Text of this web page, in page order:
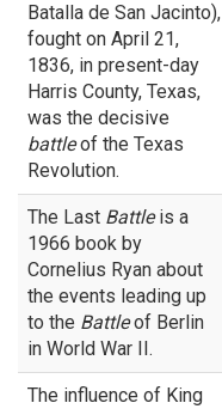
Batalla de San Jacinto),
fought on April 21,
1836, in present-day
Harris County, Texas,
was the decisive
battleof the Texas
Revolution.
The Last Battleis a
1966 book by
Cornelius Ryan about
the events leading up
to the Battleof Berlin
in World War II.
The influence of King